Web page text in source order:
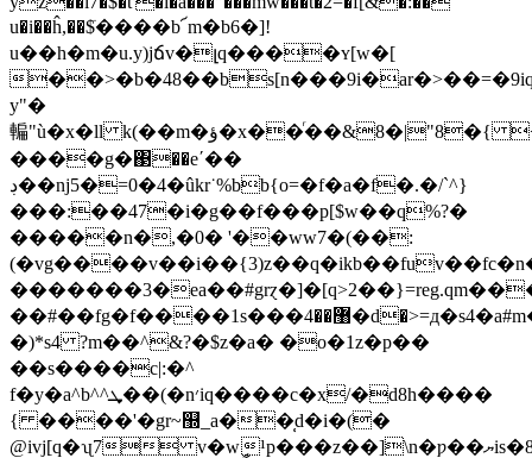
u�i��ĥ,��$ֺ����b՜m�b6�]!
u��h�m�u.y)jճv�լq����ʏ[w�[
y"�
䡢"ù�x�ll k(��m�ؤ�x��ͬ��&8�|"8�{ <�c��¤���v�g? n��vo���1�p8dȝ��;oy��l^#�é���)�@�0�k։�)�z_��)ax&l
����g�΃��e΄��
ڊ��nj5�=0�4�ûkr˙%bb{o=�f�a�f�.�/`^}
���:��47�i�g��f���p[$w��q%?�
�����n�,�0� '��ww7�(��:
��#��fg�f����1s���޸��4�d�>=д�s4�a#m�}
�)*s4 ?m��^&?�$z�a� �o�1z�p��
��s����c|:�^
f�y�a^b^^ܜ��(�n׳iq����c�x/�d8h����
{ ����'�gr~஽_a��̜d�i�(�
@ivj[q�ʯ7 v�wީ¹p���z��]\n�ƿ��ޔis�8��vj=�r��s�^27`�.4�����\sx���j��/]g;�gvb�ga